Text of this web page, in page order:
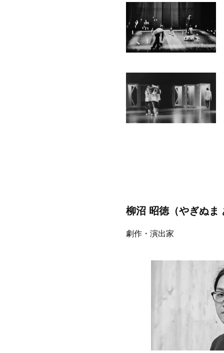
柳沼 昭徳（やぎぬま
劇作・演出家